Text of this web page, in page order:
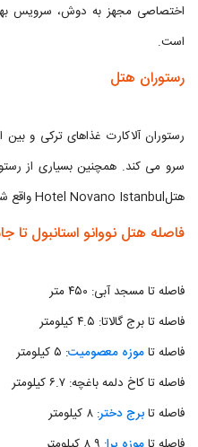
اختصاصی مجهز به دوش، سرویس
است.
رستوران هتل
رستوران آلاکارت غذاهای ترکی و
سرو می کند. همچنین بسیاری از
هتلHotel Novano Istanbul واقع شده اند.
فاصله هتل نووانو استانبول
فاصله تا مسجد آبی: ۴۵۰ متر
فاصله تا برج گالاتا: ۴.۵ کیلومتر
فاصله تاموزه معصومیت: ۵ کیلومتر
فاصله تا کاخ دلمه باغچه: ۶.۷ کیلومتر
فاصله تابرج دختر: ۸ کیلومتر